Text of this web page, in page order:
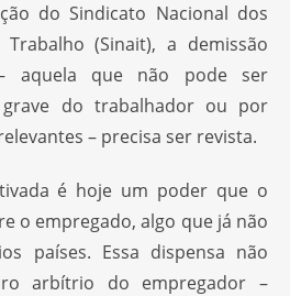
do Sindicato Nacional dos
(Sinait), a demissão
aquela que não pode ser
do trabalhador ou por
– precisa ser revista.
é hoje um poder que o
o empregado, algo que já não
países. Essa dispensa não
arbítrio do empregador –